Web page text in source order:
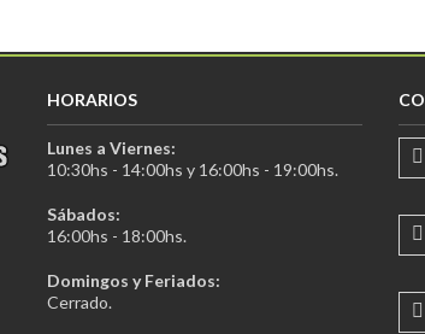
HORARIOS
Lunes a Viernes:
10:30hs - 14:00hs y 16:00hs - 19:00hs.
Sábados:
16:00hs - 18:00hs.
Domingos y Feriados:
Cerrado.